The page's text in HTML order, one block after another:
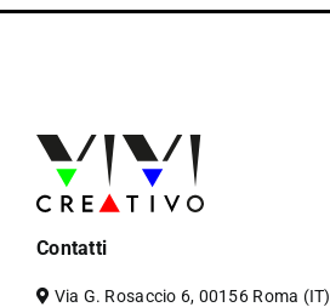
Contatti
Via G. Rosaccio 6, 00156 Roma (IT)